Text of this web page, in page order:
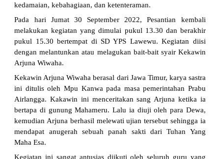
kedamaian, kebahagiaan, dan ketenteraman.
Pada hari Jumat 30 September 2022, Pesantian kembali
melakukan kegiatan yang dimulai pukul 13.30 dan berakhir
pukul 15.30 bertempat di SD YPS Lawewu. Kegiatan diisi
dengan melantunkan atau melagukan bait-bait syair Kekawin
Arjuna Wiwaha.
Kekawin Arjuna Wiwaha berasal dari Jawa Timur, karya sastra
ini ditulis oleh Mpu Kanwa pada masa pemerintahan Prabu
Airlangga. Kakawin ini menceritakan sang Arjuna ketika ia
bertapa di gunung Mahameru. Lalu ia diuji oleh para Dewa,
kemudian Arjuna berhasil melewati ujian tersebut sehingga ia
mendapat anugerah sebuah panah sakti dari Tuhan Yang
Maha Esa.
Kegiatan ini sangat antusias diikuti oleh seluruh guru yang